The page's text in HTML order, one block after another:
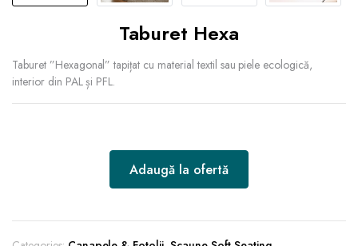
Taburet Hexa
Taburet ”Hexagonal” tapițat cu material textil sau piele ecologică,
interior din PAL și PFL.
Adaugă la ofertă